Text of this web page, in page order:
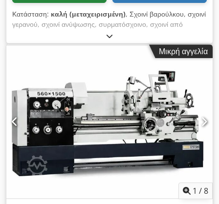
Κατάσταση: καλή (μεταχειρισμένη), Σχοινί βαρούλκου, σχοινί
γερανού, σχοινί ανύψωσης, συρματόσχοινο, σχοινί από
ανοξείδωτο ατσάλι, σχοινί βαρούλκου δασοκομικής χρήσης,
σχοινί ασφάλισης -Σχοινί γερανού: Συρματόσχοινο από ατσάλι
DIN 3088, διάμετρος 16 mm -Μήκος: 30 μ. -Διατίθενται και
100 mm Djdpfxezr Utye Amhewa -Βάρος: 24,6 kg
Μικρή αγγελία
1 /8